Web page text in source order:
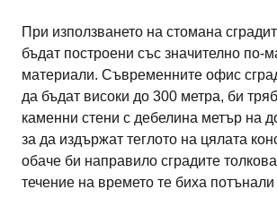
При използването на стомана
бъдат построени със значително по-
материали. Съвременните офис
да бъдат високи до 300 метра, би
каменни стени с дебелина метър на
за да издържат теглото на цялата
обаче би направило сградите
течение на времето те биха